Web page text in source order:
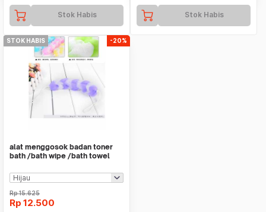
Stok Habis Stok Habis
STOK HABIS -20%
alat menggosok badan toner
bath /bath wipe /bath towel
Rp15.625
Rp 12.500